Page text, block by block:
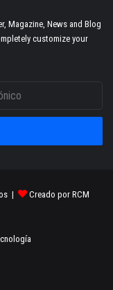
Magazine, News and Blog
customize your
| Creado por RCM